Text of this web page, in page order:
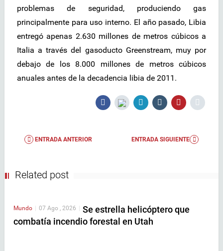
problemas de seguridad, produciendo gas
principalmente para uso interno. El año pasado, Libia
entregó apenas 2.630 millones de metros cúbicos a
Italia a través del gasoducto Greenstream, muy por
debajo de los 8.000 millones de metros cúbicos
anuales antes de la decadencia libia de 2011.
ENTRADA ANTERIOR ENTRADA SIGUIENTE
Related post
Mundo 07 Ago , 2026
Se estrella helicóptero que
combatía incendio forestal en Utah